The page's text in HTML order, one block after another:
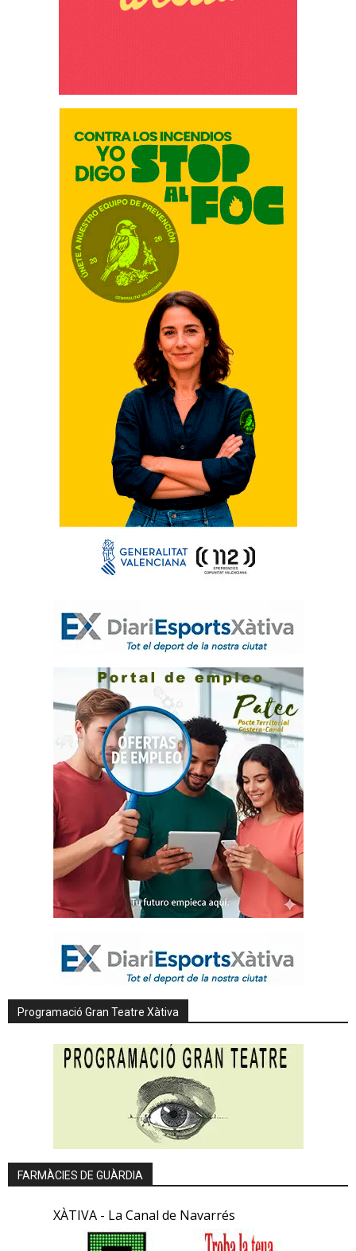
Programació Gran Teatre Xàtiva
FARMÀCIES DE GUÀRDIA
XÀTIVA - La Canal de Navarrés